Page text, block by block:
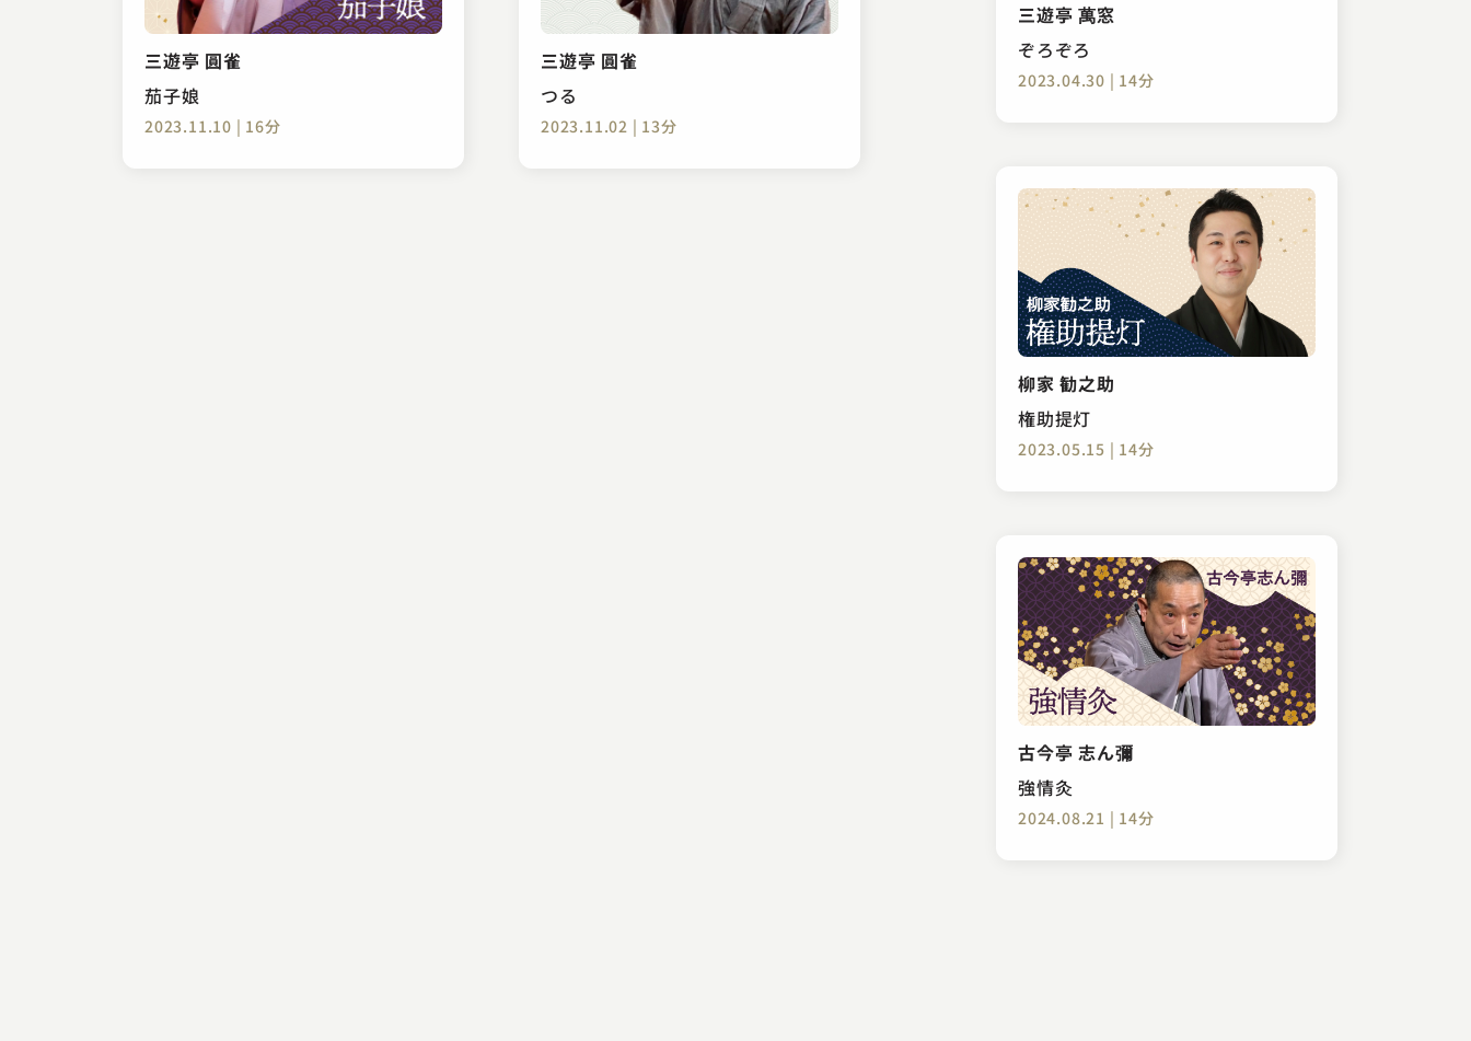
三遊亭 圓雀
茄子娘
2023.11.10 | 16分
三遊亭 圓雀
つる
2023.11.02 | 13分
三遊亭 萬窓
ぞろぞろ
2023.04.30 | 14分
柳家 勧之助
権助提灯
2023.05.15 | 14分
古今亭 志ん彌
強情灸
2024.08.21 | 14分